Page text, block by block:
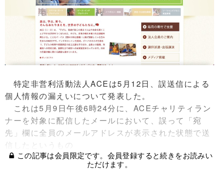
特定非営利活動法人ACEは5月12日、誤送信による
個人情報の漏えいについて発表した。
これは5月9日午後6時24分に、ACEチャリティラン
ナーを対象に配信したメールにおいて、誤って「宛
先」欄に全員のメールアドレスが表示された状態で送
信したというもの
この記事は会員限定です。会員登録すると続きをお読みい
ただけます。